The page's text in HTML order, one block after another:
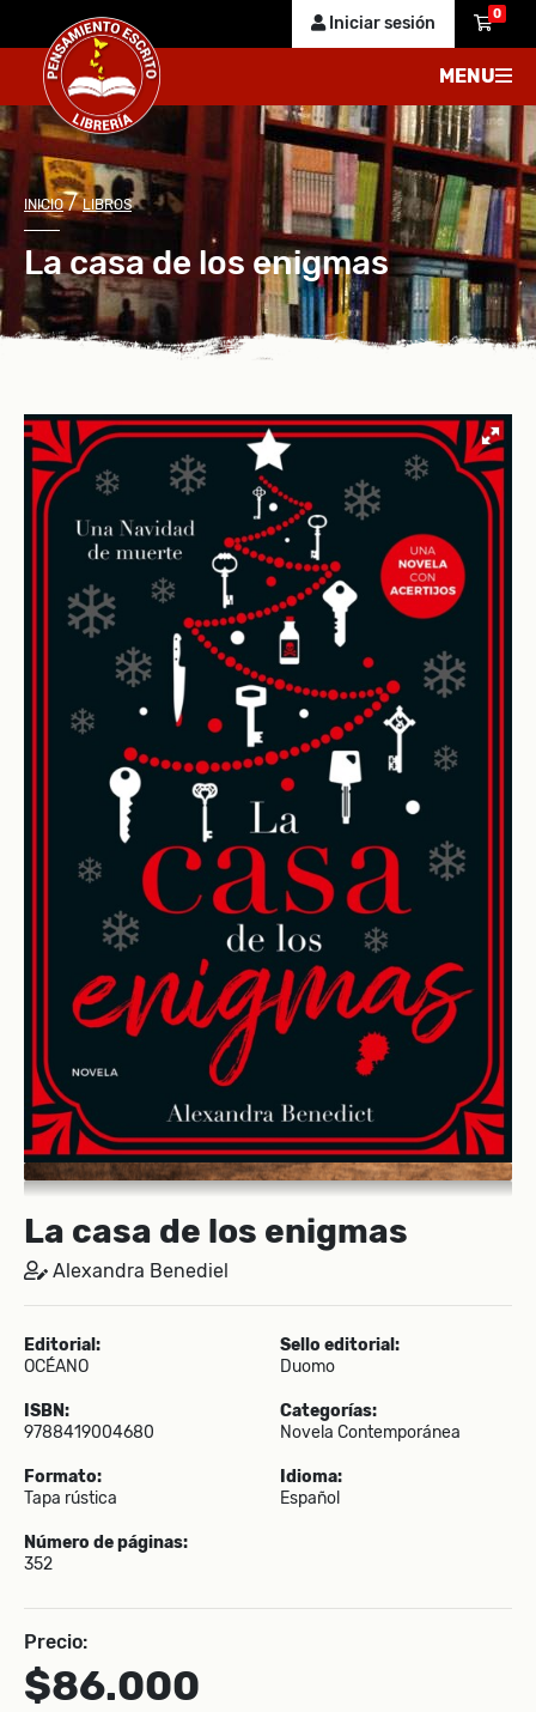
Iniciar sesión 0
MENU
INICIO/LIBROS
La casa de los enigmas
La casa de los enigmas
Alexandra Benediel
Editorial:
OCÉANO
Sello editorial:
Duomo
ISBN:
9788419004680
Categorías:
Novela Contemporánea
Formato:
Tapa rústica
Idioma:
Español
Número de páginas:
352
Precio:
$86.000